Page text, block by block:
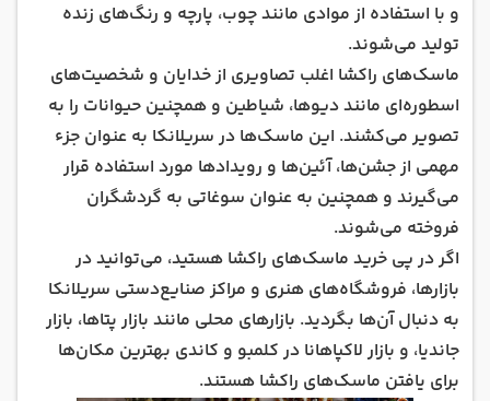
و با استفاده از موادی مانند چوب، پارچه و رنگ‌های زنده
تولید می‌شوند.
ماسک‌های راکشا اغلب تصاویری از خدایان و شخصیت‌های
اسطوره‌ای مانند دیوها، شیاطین و همچنین حیوانات را به
تصویر می‌کشند. این ماسک‌ها در سریلانکا به عنوان جزء
مهمی از جشن‌ها، آئین‌ها و رویدادها مورد استفاده قرار
می‌گیرند و همچنین به عنوان سوغاتی به گردشگران
فروخته می‌شوند.
اگر در پی خرید ماسک‌های راکشا هستید، می‌توانید در
بازارها، فروشگاه‌های هنری و مراکز صنایع‌دستی سریلانکا
به دنبال آن‌ها بگردید. بازارهای محلی مانند بازار پتاها، بازار
جاندیا، و بازار لاکپاهانا در کلمبو و کاندی بهترین مکان‌ها
برای یافتن ماسک‌های راکشا هستند.